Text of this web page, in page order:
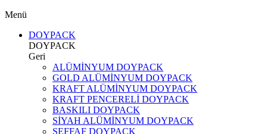
Menü
DOYPACK
DOYPACK
Geri
ALÜMİNYUM DOYPACK
GOLD ALÜMİNYUM DOYPACK
KRAFT ALÜMİNYUM DOYPACK
KRAFT PENCERELİ DOYPACK
BASKILI DOYPACK
SİYAH ALÜMİNYUM DOYPACK
ŞEFFAF DOYPACK